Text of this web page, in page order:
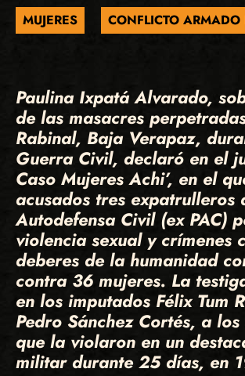
MUJERES CONFLICTO
Paulina Ixpatá Alvarado,
de las masacres
Rabinal, Baja Verapaz,
Guerra Civil, declaró en el
Caso Mujeres Achi’, en el
acusados tres expatrulleros
Autodefensa Civil (ex PAC)
violencia sexual y crímenes
deberes de la humanidad
contra 36 mujeres. La
en los imputados Félix Tum
Pedro Sánchez Cortés, a
que la violaron en un
militar durante 25 días, en